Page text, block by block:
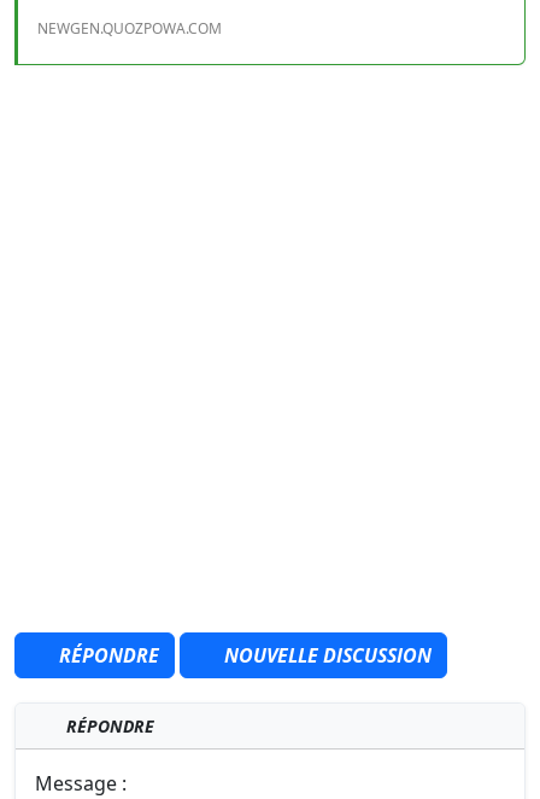
NEWGEN.QUOZPOWA.COM
RÉPONDRE NOUVELLE DISCUSSION
RÉPONDRE
Message :